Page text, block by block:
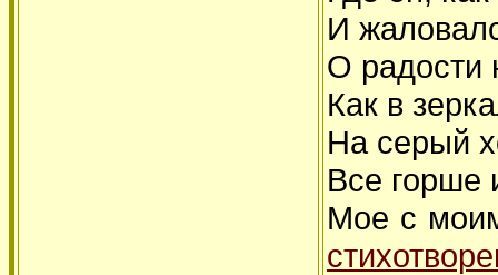
И
О радости
Как в
На серый
Все горше
Мое с